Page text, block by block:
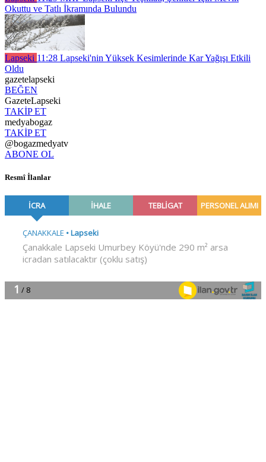
Okuttu ve Tatlı İkramında Bulundu
Lapseki 11:28 Lapseki'nin Yüksek Kesimlerinde Kar Yağışı Etkili
Oldu
gazetelapseki
BEĞEN
GazeteLapseki
TAKİP ET
medyabogaz
TAKİP ET
@bogazmedyatv
ABONE OL
Resmî İlanlar